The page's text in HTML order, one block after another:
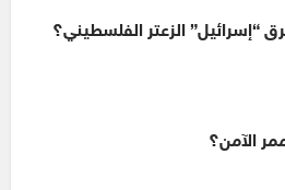
“إسرائيل” الزعتر الفلسطيني؟
الآمن؟